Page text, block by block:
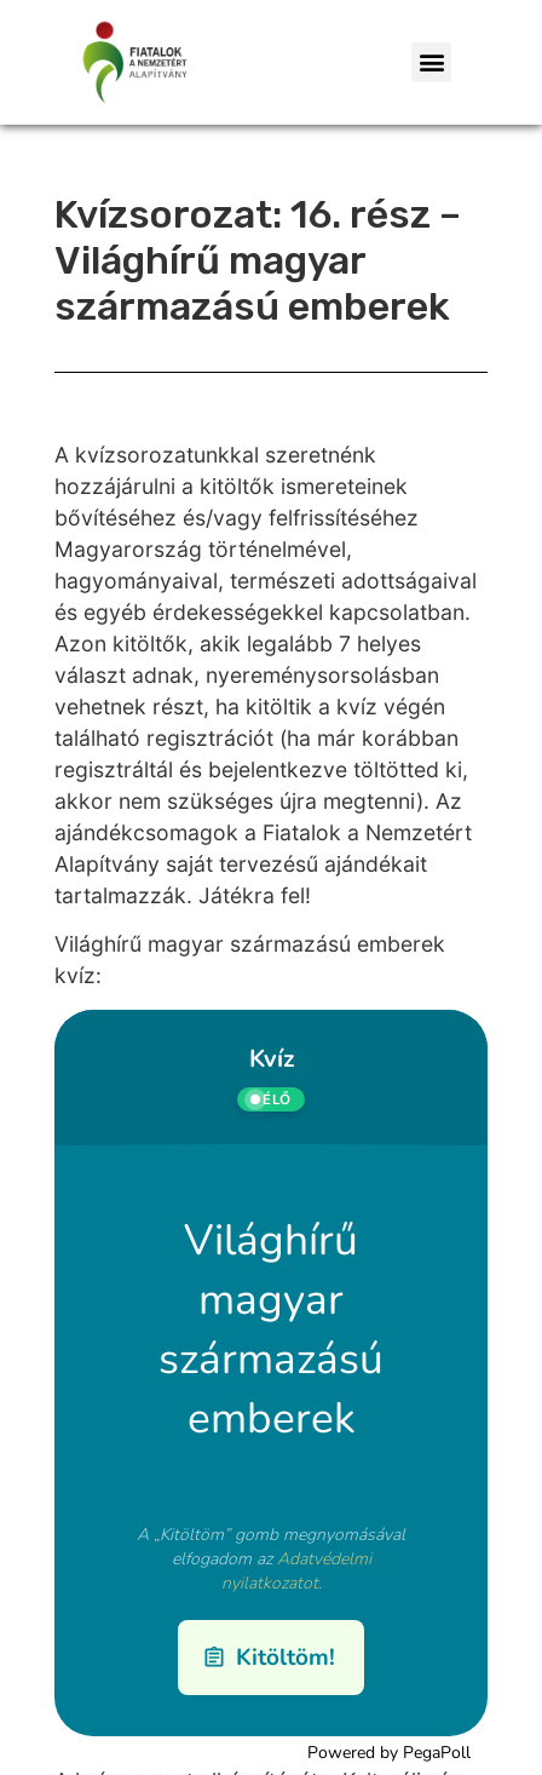
Kvízsorozat: 16. rész –
Világhírű magyar
származású emberek
A kvízsorozatunkkal szeretnénk
hozzájárulni a kitöltők ismereteinek
bővítéséhez és/vagy felfrissítéséhez
Magyarország történelmével,
hagyományaival, természeti adottságaival
és egyéb érdekességekkel kapcsolatban.
Azon kitöltők, akik legalább 7 helyes
választ adnak, nyereménysorsolásban
vehetnek részt, ha kitöltik a kvíz végén
található regisztrációt (ha már korábban
regisztráltál és bejelentkezve töltötted ki,
akkor nem szükséges újra megtenni). Az
ajándékcsomagok a Fiatalok a Nemzetért
Alapítvány saját tervezésű ajándékait
tartalmazzák. Játékra fel!
Világhírű magyar származású emberek
kvíz: